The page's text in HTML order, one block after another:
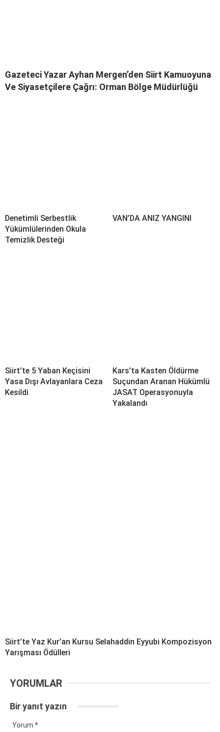
Gazeteci Yazar Ayhan Mergen’den Siirt Kamuoyuna
Ve Siyasetçilere Çağrı: Orman Bölge Müdürlüğü
Denetimli Serbestlik
Yükümlülerinden Okula
Temizlik Desteği
VAN’DA ANIZ YANGINI
Siirt’te 5 Yaban Keçisini
Yasa Dışı Avlayanlara Ceza
Kesildi
Kars’ta Kasten Öldürme
Suçundan Aranan Hükümlü
JASAT Operasyonuyla
Yakalandı
Siirt’te Yaz Kur’an Kursu Selahaddin Eyyubi Kompozisyon
Yarışması Ödülleri
YORUMLAR
Bir yanıt yazın
Yorum *